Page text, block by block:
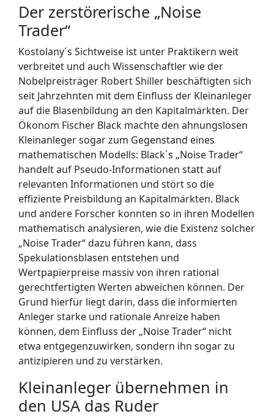
Der zerstörerische „Noise
Trader“
Kostolany´s Sichtweise ist unter Praktikern weit
verbreitet und auch Wissenschaftler wie der
Nobelpreisträger Robert Shiller beschäftigten sich
seit Jahrzehnten mit dem Einfluss der Kleinanleger
auf die Blasenbildung an den Kapitalmärkten. Der
Ökonom Fischer Black machte den ahnungslosen
Kleinanleger sogar zum Gegenstand eines
mathematischen Modells: Black´s „Noise Trader“
handelt auf Pseudo-Informationen statt auf
relevanten Informationen und stört so die
effiziente Preisbildung an Kapitalmärkten. Black
und andere Forscher konnten so in ihren Modellen
mathematisch analysieren, wie die Existenz solcher
„Noise Trader“ dazu führen kann, dass
Spekulationsblasen entstehen und
Wertpapierpreise massiv von ihren rational
gerechtfertigten Werten abweichen können. Der
Grund hierfür liegt darin, dass die informierten
Anleger starke und rationale Anreize haben
können, dem Einfluss der „Noise Trader“ nicht
etwa entgegenzuwirken, sondern ihn sogar zu
antizipieren und zu verstärken.
Kleinanleger übernehmen in
den USA das Ruder